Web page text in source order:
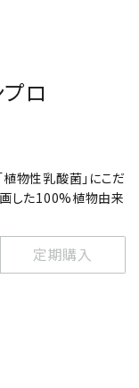
ロ
物性乳酸菌」にこだ
した100%植物由来
定期購入